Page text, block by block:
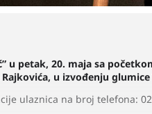
u petak, 20. maja sa
u izvođenju glumice
ulaznica na broj telefona: